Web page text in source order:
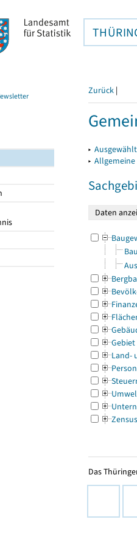
Zurück |
▸
▸
Gebiet
Land-
Zensus
Das